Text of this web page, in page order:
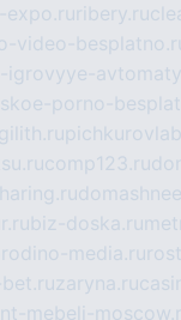
expo.ru ribery.ru
video-
igrovyye-
porno-
comp123.ru
biz-doska.ru
media.ru
zaryna.ru
mebeli-